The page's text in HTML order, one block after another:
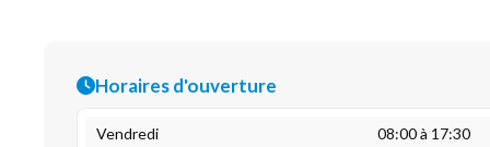
Horaires d'ouverture
Vendredi 08:00 à 17:30